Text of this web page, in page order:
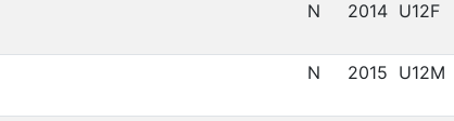
N 2014 U12F
N 2015 U12M